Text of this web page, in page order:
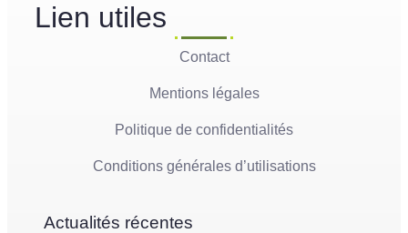
Lien utiles
Contact
Mentions légales
Politique de confidentialités
Conditions générales d’utilisations
Actualités récentes